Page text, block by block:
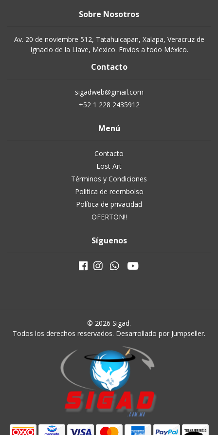
Sobre Nosotros
Av. 20 de noviembre 512, Tatahuicapan, Xalapa, Veracruz de
Ignacio de la Llave, Mexico. Envíos a todo México.
Contacto
sigadweb@gmail.com
+52 1 228 2435912
Menú
Contacto
Lost Art
Términos y Condiciones
Politica de reembolso
Política de privacidad
OFERTON!!
Síguenos
© 2026 Sigad.
Todos los derechos reservados. Desarrollado por Jumpseller.